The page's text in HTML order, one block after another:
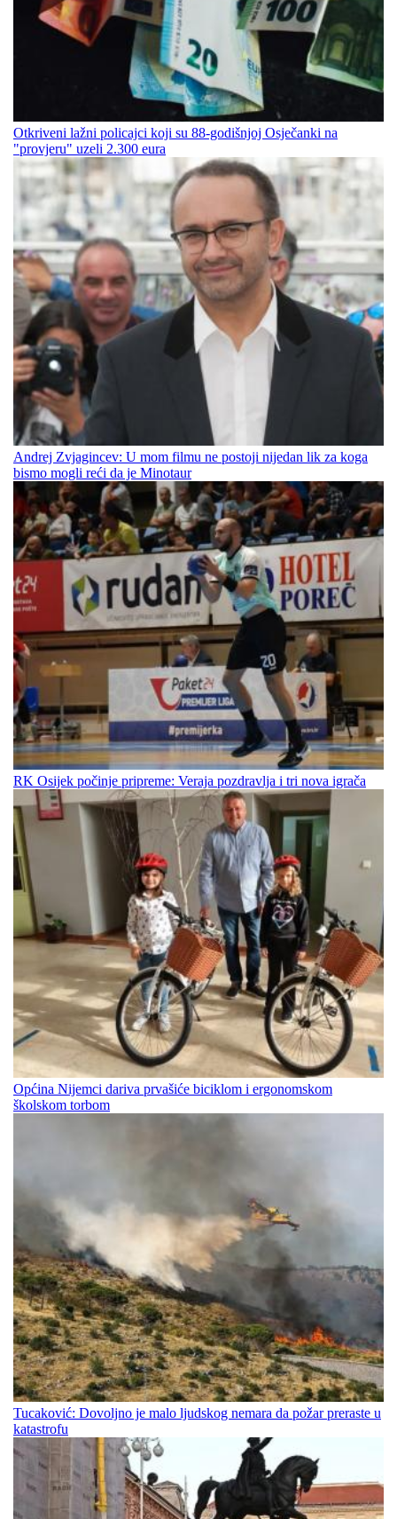
Otkriveni lažni policajci koji su 88-godišnjoj Osječanki na
"provjeru" uzeli 2.300 eura
Andrej Zvjagincev: U mom filmu ne postoji nijedan lik za koga
bismo mogli reći da je Minotaur
RK Osijek počinje pripreme: Veraja pozdravlja i tri nova igrača
Općina Nijemci dariva prvašiće biciklom i ergonomskom
školskom torbom
Tucaković: Dovoljno je malo ljudskog nemara da požar preraste u
katastrofu